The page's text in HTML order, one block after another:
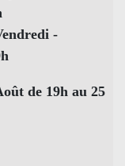
-
de 19h au 25